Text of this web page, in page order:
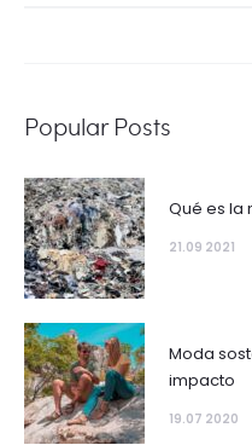
Popular Posts
Qué es la
21.09 2021
Moda
impacto
19.07 2020